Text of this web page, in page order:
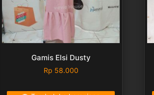
Gamis Elsi Dusty
Rp 58.000